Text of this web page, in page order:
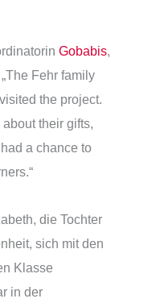
Gobabis,
Fehr family
the project.
their gifts,
a chance to
die Tochter
sich mit den
Klasse
in der